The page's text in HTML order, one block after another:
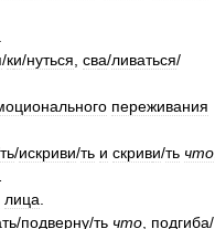
/ки/нуться сва/ливаться/
переживания
ть/искриви/ть и скриви/ть что
лица
/подверну/ть что подгиба/